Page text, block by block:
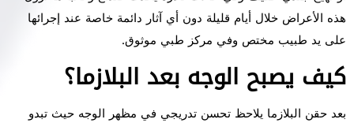
هذه الأعراض خلال أيام قليلة دون أي آثار دائمة خاصة عند إجرائها
على يد طبيب مختص وفي مركز طبي موثوق.
كيف يصبح الوجه بعد البلازما؟
بعد حقن البلازما يلاحظ تحسن تدريجي في مظهر الوجه حيث تبدو